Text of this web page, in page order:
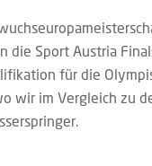
die Sport Austria
für die
wir im Vergleich zu